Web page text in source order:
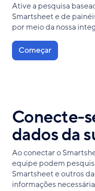
Ative a pesquisa
Smartsheet e de
por meio da nossa
Começar
Conecte-
dados da
Ao conectar o
equipe podem
Smartsheet e outros
informações